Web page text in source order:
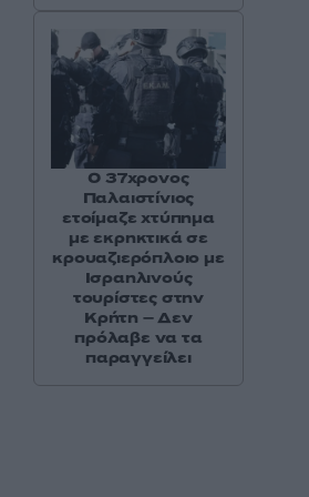
Ο 37χρονος
Παλαιστίνιος
ετοίμαζε χτύπημα
με εκρηκτικά σε
κρουαζιερόπλοιο με
Ισραηλινούς
τουρίστες στην
Κρήτη – Δεν
πρόλαβε να τα
παραγγείλει